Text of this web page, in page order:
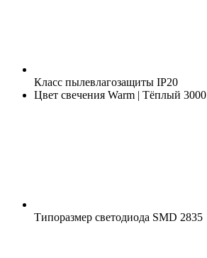
Класс пылевлагозащиты IP20
Цвет свечения Warm | Тёплый
Типоразмер светодиода SMD 2835